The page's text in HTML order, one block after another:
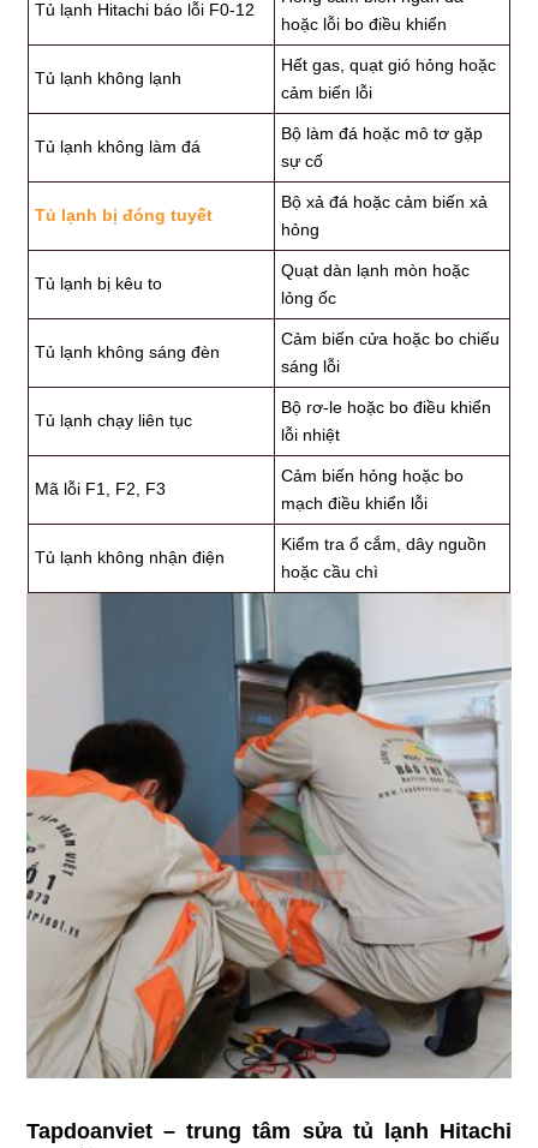
Tủ lạnh Hitachi báo lỗi F0-12
hoặc lỗi bo điều khiển
Tủ lạnh không lạnh
Hết gas, quạt gió hỏng hoặc
cảm biến lỗi
Tủ lạnh không làm đá
Bộ làm đá hoặc mô tơ gặp
sự cố
Tủ lạnh bị đóng tuyết
Bộ xả đá hoặc cảm biến xả
hỏng
Tủ lạnh bị kêu to
Quạt dàn lạnh mòn hoặc
lỏng ốc
Tủ lạnh không sáng đèn
Cảm biến cửa hoặc bo chiếu
sáng lỗi
Tủ lạnh chạy liên tục
Bộ rơ-le hoặc bo điều khiển
lỗi nhiệt
Mã lỗi F1, F2, F3
Cảm biến hỏng hoặc bo
mạch điều khiển lỗi
Tủ lạnh không nhận điện
Kiểm tra ổ cắm, dây nguồn
hoặc cầu chì
Tapdoanviet – trung tâm sửa tủ lạnh Hitachi